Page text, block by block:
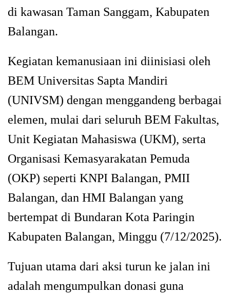
di kawasan Taman Sanggam, Kabupaten
Balangan.
Kegiatan kemanusiaan ini diinisiasi oleh
BEM Universitas Sapta Mandiri
(UNIVSM) dengan menggandeng berbagai
elemen, mulai dari seluruh BEM Fakultas,
Unit Kegiatan Mahasiswa (UKM), serta
Organisasi Kemasyarakatan Pemuda
(OKP) seperti KNPI Balangan, PMII
Balangan, dan HMI Balangan yang
bertempat di Bundaran Kota Paringin
Kabupaten Balangan, Minggu (7/12/2025).
Tujuan utama dari aksi turun ke jalan ini
adalah mengumpulkan donasi guna